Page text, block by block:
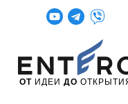
ОТ ИДЕИ ДО